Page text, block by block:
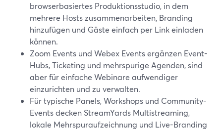
browserbasiertes Produktionsstudio, in dem
mehrere Hosts zusammenarbeiten, Branding
hinzufügen und Gäste einfach per Link einladen
können.
Zoom Events und Webex Events ergänzen Event-
Hubs, Ticketing und mehrspurige Agenden, sind
aber für einfache Webinare aufwendiger
einzurichten und zu verwalten.
Für typische Panels, Workshops und Community-
Events decken StreamYards Multistreaming,
lokale Mehrspuraufzeichnung und Live-Branding